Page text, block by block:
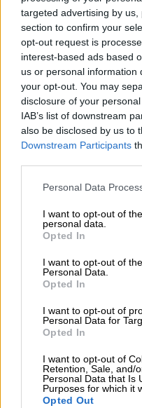
targeted advertising by
section to confirm your
opt-out request is
interest-based ads based
us or personal information
your opt-out. You may
disclosure of your
IAB’s list of downstream
also be disclosed by us to
Downstream Participants
Personal Data
I want to opt-out of
personal data.
Opted In
I want to opt-out of
Personal Data.
Opted In
I want to opt-out of
Personal Data for
Opted In
I want to opt-out of
Retention, Sale, and/
Personal Data that Is
Purposes for which it
Opted Out
Ayinger
€
MEHRWEG
Ayinger